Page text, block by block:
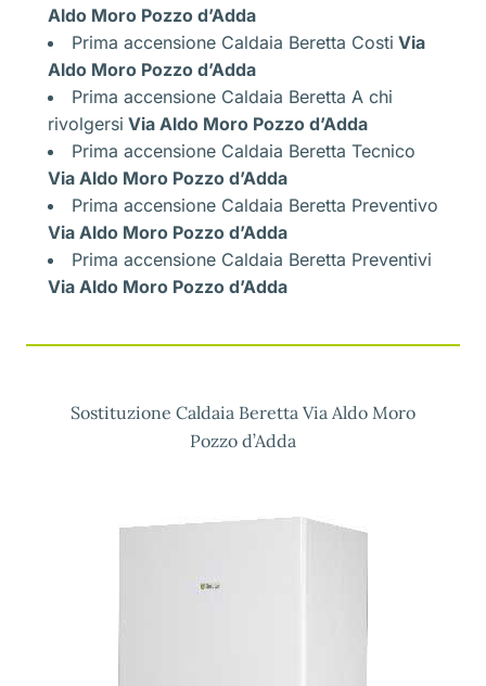
Aldo Moro Pozzo d’Adda
Prima accensione Caldaia Beretta Costi Via
Aldo Moro Pozzo d’Adda
Prima accensione Caldaia Beretta A chi
rivolgersi Via Aldo Moro Pozzo d’Adda
Prima accensione Caldaia Beretta Tecnico
Via Aldo Moro Pozzo d’Adda
Prima accensione Caldaia Beretta Preventivo
Via Aldo Moro Pozzo d’Adda
Prima accensione Caldaia Beretta Preventivi
Via Aldo Moro Pozzo d’Adda
Sostituzione Caldaia Beretta Via Aldo Moro
Pozzo d’Adda